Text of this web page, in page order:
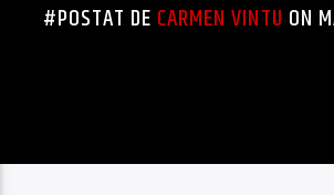
#POSTAT DE CARMEN VINTU ON